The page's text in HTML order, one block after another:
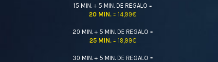
15 MIN. + 5 MIN. DE REGALO =
20 MIN. = 14,99€
20 MIN. + 5 MIN. DE REGALO =
25 MIN.= 19,99€
30 MIN. + 5 MIN. DE REGALO =